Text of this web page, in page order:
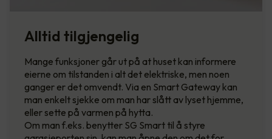
Alltid tilgjengelig
Mange funksjoner går ut på at huset kan informere
eierne om tilstanden i alt det elektriske, men noen
ganger er det omvendt. Via en Smart Gateway kan
man enkelt sjekke om man har slått av lyset hjemme,
eller sette på varmen på hytta.
Om man f.eks. benytter SG Smart til å styre